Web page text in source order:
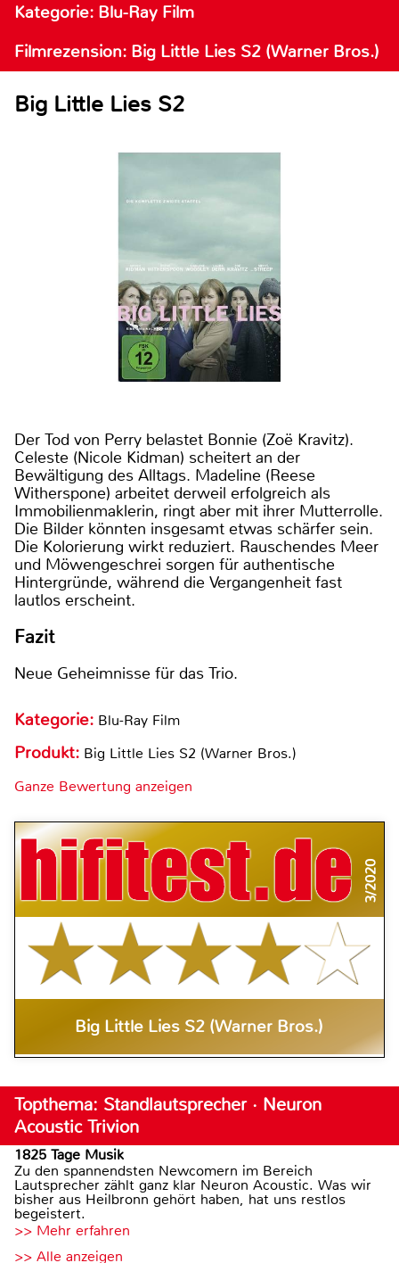
Kategorie: Blu-Ray Film
Filmrezension: Big Little Lies S2 (Warner Bros.)
Big Little Lies S2
Der Tod von Perry belastet Bonnie (Zoë Kravitz).
Celeste (Nicole Kidman) scheitert an der
Bewältigung des Alltags. Madeline (Reese
Witherspone) arbeitet derweil erfolgreich als
Immobilienmaklerin, ringt aber mit ihrer Mutterrolle.
Die Bilder könnten insgesamt etwas schärfer sein.
Die Kolorierung wirkt reduziert. Rauschendes Meer
und Möwengeschrei sorgen für authentische
Hintergründe, während die Vergangenheit fast
lautlos erscheint.
Fazit
Neue Geheimnisse für das Trio.
Kategorie: Blu-Ray Film
Produkt: Big Little Lies S2 (Warner Bros.)
Ganze Bewertung anzeigen
3/2020
Big Little Lies S2 (Warner Bros.)
Topthema: Standlautsprecher · Neuron
Acoustic Trivion
1825 Tage Musik
Zu den spannendsten Newcomern im Bereich
Lautsprecher zählt ganz klar Neuron Acoustic. Was wir
bisher aus Heilbronn gehört haben, hat uns restlos
begeistert.
>> Mehr erfahren
>> Alle anzeigen